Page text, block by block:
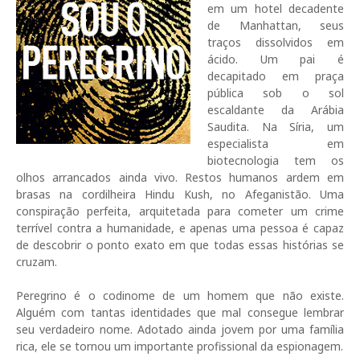
em um hotel decadente
de Manhattan, seus
traços dissolvidos em
ácido. Um pai é
decapitado em praça
pública sob o sol
escaldante da Arábia
Saudita. Na Síria, um
especialista em
biotecnologia tem os
olhos arrancados ainda vivo. Restos humanos ardem em
brasas na cordilheira Hindu Kush, no Afeganistão. Uma
conspiração perfeita, arquitetada para cometer um crime
terrível contra a humanidade, e apenas uma pessoa é capaz
de descobrir o ponto exato em que todas essas histórias se
cruzam.
Peregrino é o codinome de um homem que não existe.
Alguém com tantas identidades que mal consegue lembrar
seu verdadeiro nome. Adotado ainda jovem por uma família
rica, ele se tornou um importante profissional da espionagem.